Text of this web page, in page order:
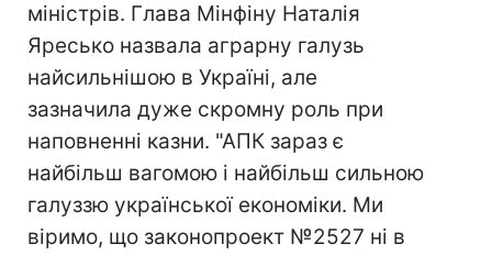
міністрів. Глава Мінфіну Наталія
Яресько назвала аграрну галузь
найсильнішою в Україні, але
зазначила дуже скромну роль при
наповненні казни. "АПК зараз є
найбільш вагомою і найбільш сильною
галуззю української економіки. Ми
віримо, що законопроект №2527 ні в